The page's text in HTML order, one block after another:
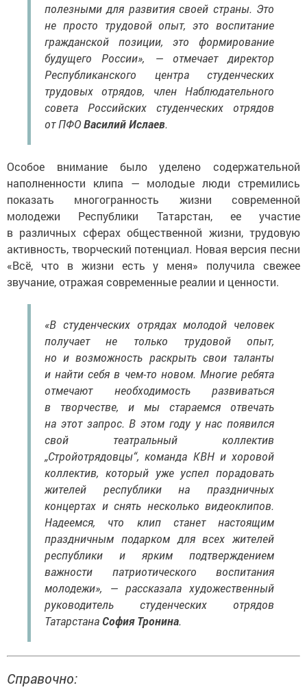
полезными для развития своей страны. Это
не просто трудовой опыт, это воспитание
гражданской позиции, это формирование
будущего России», — отмечает директор
Республиканского центра студенческих
трудовых отрядов, член Наблюдательного
совета Российских студенческих отрядов
от ПФОВасилий Ислаев.
Особое внимание было уделено содержательной
наполненности клипа — молодые люди стремились
показать многогранность жизни современной
молодежи Республики Татарстан, ее участие
в различных сферах общественной жизни, трудовую
активность, творческий потенциал. Новая версия песни
«Всё, что в жизни есть у меня» получила свежее
звучание, отражая современные реалии и ценности.
«В студенческих отрядах молодой человек
получает не только трудовой опыт,
но и возможность раскрыть свои таланты
и найти себя в чем-то новом. Многие ребята
отмечают необходимость развиваться
в творчестве, и мы стараемся отвечать
на этот запрос. В этом году у нас появился
свой театральный коллектив
„Стройотрядовцы“, команда КВН и хоровой
коллектив, который уже успел порадовать
жителей республики на праздничных
концертах и снять несколько видеоклипов.
Надеемся, что клип станет настоящим
праздничным подарком для всех жителей
республики и ярким подтверждением
важности патриотического воспитания
молодежи», — рассказала художественный
руководитель студенческих отрядов
ТатарстанаСофия Тронина.
Справочно: